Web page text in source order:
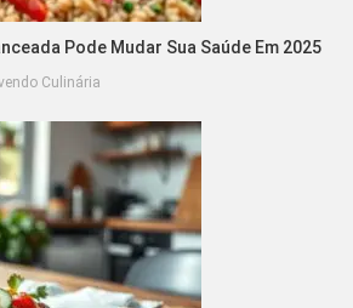
Pode Mudar Sua Saúde Em 2025
Culinária